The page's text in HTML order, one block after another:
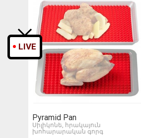
Pyramid Pan
Սիլիկոնե, հրակայուն
խոհարարական գորգ
LIVE